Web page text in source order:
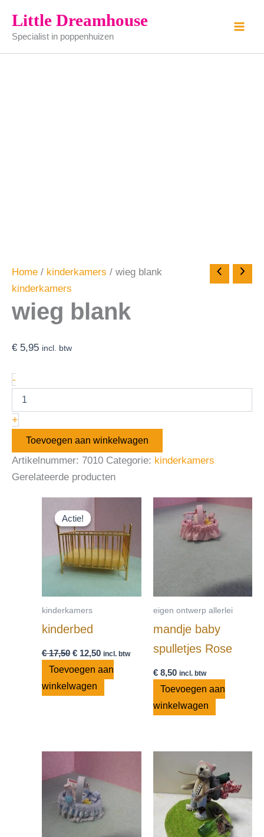
naar
inhoud
Little Dreamhouse
Specialist in poppenhuizen
Home / kinderkamers / wieg blank
kinderkamers
wieg blank
€ 5,95 incl. btw
-
blank
aantal
+
Toevoegen aan winkelwagen
Artikelnummer: 7010 Categorie: kinderkamers
Gerelateerde producten
Actie!
Actie!
kinderkamers
kinderbed
€17,50
prijs
was:
€ 17,50.
€ 12,50
€ 12,50.
incl. btw
Toevoegen aan
winkelwagen
eigen ontwerp allerlei
mandje baby
spulletjes Rose
€8,50 incl. btw
Toevoegen aan
winkelwagen